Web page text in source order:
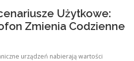
Użytkowe:
Zmienia Codzienne
urządzeń nabierają wartości